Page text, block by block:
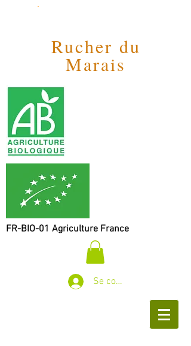
Rucher du
Marais
FR-BIO-01 Agriculture France
Se connecter